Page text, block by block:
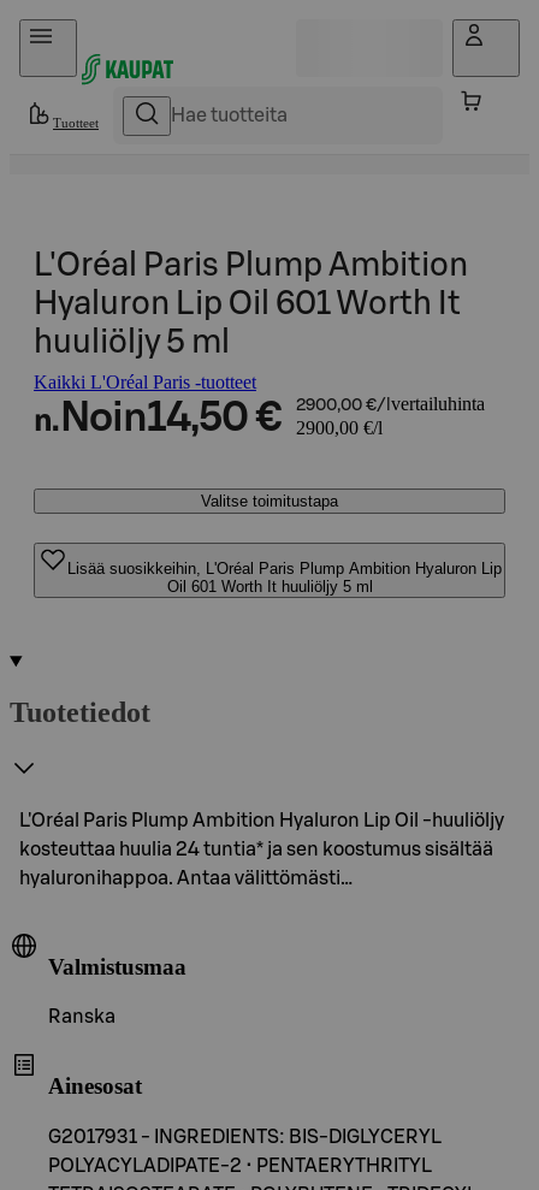
Hyppää sisältöön
Tuotteet
L'Oréal Paris Plump Ambition
Hyaluron Lip Oil 601 Worth It
huuliöljy 5 ml
Kaikki L'Oréal Paris -tuotteet
n. Noin14,50 € 2900,00 €/l vertailuhinta
2900,00 €/l
Valitse toimitustapa
Lisää suosikkeihin, L'Oréal Paris Plump Ambition Hyaluron Lip
Oil 601 Worth It huuliöljy 5 ml
Tuotetiedot
L'Oréal Paris Plump Ambition Hyaluron Lip Oil -huuliöljy
kosteuttaa huulia 24 tuntia* ja sen koostumus sisältää
hyaluronihappoa. Antaa välittömästi…
Valmistusmaa
Ranska
Ainesosat
G2017931 - INGREDIENTS: BIS-DIGLYCERYL
POLYACYLADIPATE-2 • PENTAERYTHRITYL